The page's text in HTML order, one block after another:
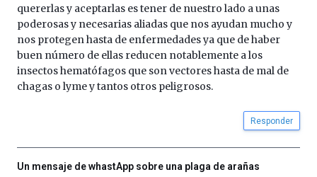
quererlas y aceptarlas es tener de nuestro lado a unas
poderosas y necesarias aliadas que nos ayudan mucho y
nos protegen hasta de enfermedades ya que de haber
buen número de ellas reducen notablemente a los
insectos hematófagos que son vectores hasta de mal de
chagas o lyme y tantos otros peligrosos.
Responder
Un mensaje de whastApp sobre una plaga de arañas